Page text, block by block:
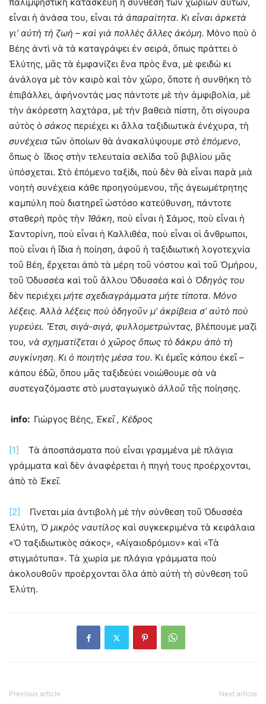
εἶναι ἡ ἀνάσα του, εἶναι τὰ ἀπαραίτητα. Κι εἶναι ἀρκετὰ
γι’ αὐτὴ τὴ ζωὴ – καὶ γιὰ πολλὲς ἄλλες ἀκόμη. Μόνο ποὺ ὁ
Βέης ἀντὶ νὰ τὰ καταγράψει ἐν σειρά, ὅπως πράττει ὁ
Ἐλύτης, μᾶς τὰ ἐμφανίζει ἕνα πρὸς ἕνα, μὲ φειδὼ κι
ἀνάλογα μὲ τὸν καιρὸ καὶ τὸν χῶρο, ὅποτε ἡ συνθήκη τὸ
ἐπιβάλλει, ἀφήνοντάς μας πάντοτε μὲ τὴν ἀμφιβολία, μὲ
τὴν ἀκόρεστη λαχτάρα, μὲ τὴν βαθειὰ πίστη, ὅτι σίγουρα
αὐτὸς ὁ σάκος περιέχει κι ἄλλα ταξιδιωτικὰ ἐνέχυρα, τὴ
συνέχεια τῶν ὁποίων θὰ ἀνακαλύψουμε στὸ ἑπόμενο,
ὅπως ὁ ἴδιος στὴν τελευταία σελίδα τοῦ βιβλίου μᾶς
ὑπόσχεται. Στὸ ἑπόμενο ταξίδι, ποὺ δὲν θὰ εἶναι παρὰ μιὰ
νοητὴ συνέχεια κάθε προηγούμενου, τῆς ἀγεωμέτρητης
καμπύλη ποὺ διατηρεῖ ὡστόσο κατεύθυνση, πάντοτε
σταθερὴ πρὸς τὴν Ἰθάκη, ποὺ εἶναι ἡ Σάμος, ποὺ εἶναι ἡ
Σαντορίνη, ποὺ εἶναι ἡ Καλλιθέα, ποὺ εἶναι οἱ ἄνθρωποι,
ποὺ εἶναι ἡ ἴδια ἡ ποίηση, ἀφοῦ ἡ ταξιδιωτικὴ λογοτεχνία
τοῦ Βέη, ἔρχεται ἀπὸ τὰ μέρη τοῦ νόστου καὶ τοῦ Ὁμήρου,
τοῦ Ὀδυσσέα καὶ τοῦ ἄλλου Ὀδυσσέα καὶ ὁ Ὁδηγὸς του
δὲν περιέχει μήτε σχεδιαγράμματα μήτε τίποτα. Μόνο
λέξεις. Ἀλλὰ λέξεις ποὺ ὁδηγοῦν μ’ ἀκρίβεια σ’ αὐτὸ ποὺ
γυρεύει. Ἔτσι, σιγὰ-σιγά, φυλλομετρώντας, βλέπουμε μαζί
του, νὰ σχηματίζεται ὁ χῶρος ὅπως τὸ δάκρυ ἀπὸ τὴ
συγκίνηση. Κι ὁ ποιητὴς μέσα του. Κι ἐμεῖς κάπου ἐκεῖ –
κάπου ἐδῶ, ὅπου μᾶς ταξιδεύει νοιώθουμε σὰ νὰ
συστεγαζόμαστε στὸ μυσταγωγικὸ ἀλλοῦ τῆς ποίησης.
info: Γιώργος Βέης, Ἐκεῖ , Κέδρος
[1]
Τὰ ἀποσπάσματα ποὺ εἶναι γραμμένα μὲ πλάγια
γράμματα καὶ δὲν ἀναφέρεται ἡ πηγή τους προέρχονται,
ἀπὸ τὸ Ἐκεῖ.
[2]
Γίνεται μία ἀντιβολὴ μὲ τὴν σύνθεση τοῦ Ὀδυσσέα
Ἐλύτη, Ὁ μικρὸς ναυτίλος καὶ συγκεκριμένα τὰ κεφάλαια
«Ὁ ταξιδιωτικὸς σάκος», «Αἰγαιοδρόμιον» καὶ «Τὰ
στιγμιότυπα». Τὰ χωρία με πλάγια γράμματα ποὺ
ἀκολουθοῦν προέρχονται ὅλα ἀπὸ αὐτὴ τὴ σύνθεση τοῦ
Ἐλύτη.
Previous article Next article